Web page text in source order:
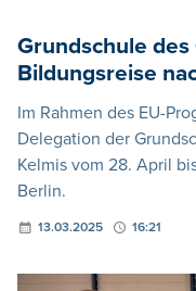
Grundschule
Bildungsreise
Im Rahmen des EU-
Delegation der
Kelmis vom 28. April
Berlin.
13.03.2025 16:21